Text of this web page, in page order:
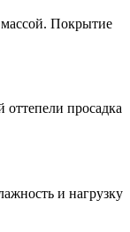
Покрытие
просадка
и нагрузку